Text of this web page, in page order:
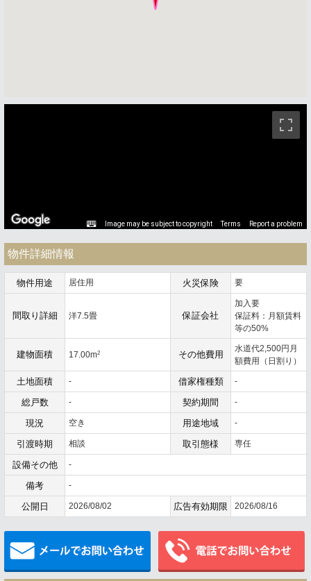
Image may be subject to copyright Terms Report a problem
物件詳細情報
物件用途 居住用 火災保険 要
間取り詳細 洋7.5畳 保証会社
加入要
保証料：月額賃料
等の50%
建物面積 17.00m2 その他費用
水道代2,500円月
額費用（日割り）
土地面積 - 借家権種類 -
総戸数 - 契約期間 -
現況 空き 用途地域 -
引渡時期 相談 取引態様 専任
設備その他 -
備考 -
公開日 2026/08/02 広告有効期限 2026/08/16
メールでお問い合わせ